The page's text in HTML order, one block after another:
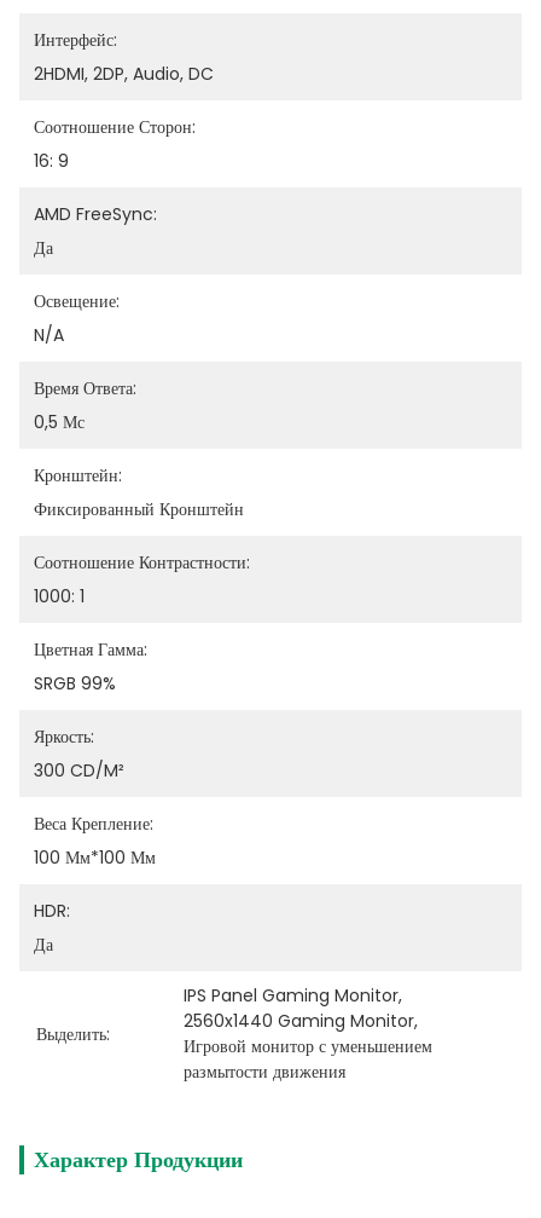
Интерфейс:
2HDMI, 2DP, Audio, DC
Соотношение Сторон:
16: 9
AMD FreeSync:
Да
Освещение:
N/a
Время Ответа:
0,5 Мс
Кронштейн:
Фиксированный Кронштейн
Соотношение Контрастности:
1000: 1
Цветная Гамма:
SRGB 99%
Яркость:
300 CD/M²
Веса Крепление:
100 Мм*100 Мм
HDR:
Да
Выделить:
IPS Panel Gaming Monitor,
2560x1440 Gaming Monitor,
Игровой монитор с уменьшением
размытости движения
Характер Продукции